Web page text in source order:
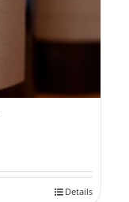
Details